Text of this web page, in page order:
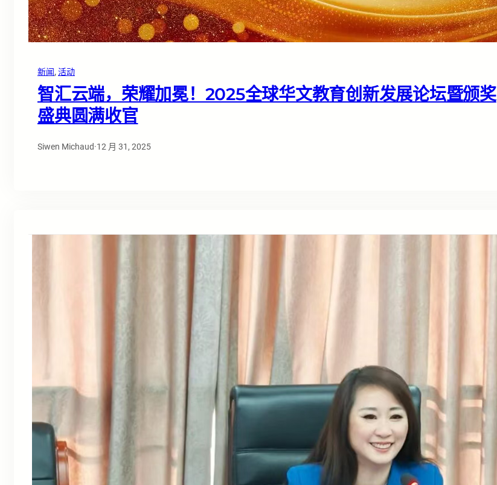
新闻, 活动
智汇云端，荣耀加冕！2025全球华文教育创新发展论坛暨颁奖
盛典圆满收官
Siwen Michaud·12 月 31, 2025